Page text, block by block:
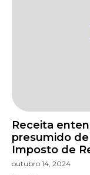
Receita
presumido
Imposto de
outubro 14, 2024